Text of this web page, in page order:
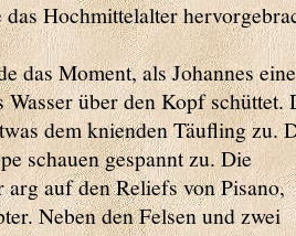
Hochmittelalter
das Moment, als Johannes
Wasser über den Kopf schüttet.
dem knienden Täufling zu.
schauen gespannt zu. Die
arg auf den Reliefs von Pisano,
Neben den Felsen und zwei